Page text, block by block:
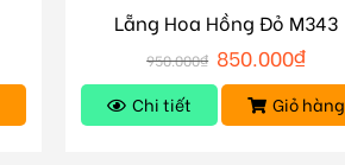
Lẵng Hoa Hồng Đỏ M343
950.000₫ 850.000₫
Chi tiết Giỏ hàng